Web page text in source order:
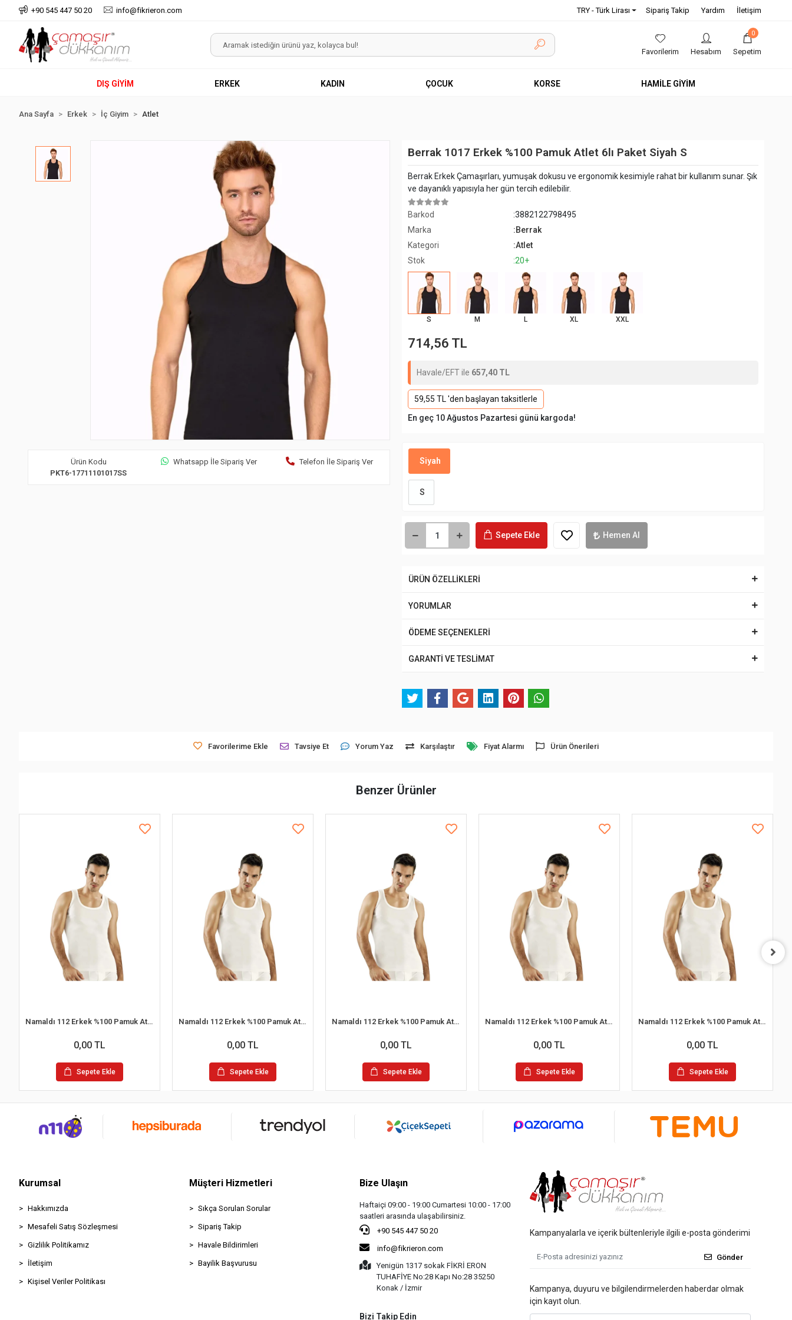
+90 545 447 50 20 info@fikrieron.com TRY - Türk Lirası Sipariş Takip Yardım İletişim
Favorilerim Hesabım
0
Sepetim
DIŞ GİYİM ERKEK KADIN ÇOCUK KORSE HAMİLE GİYİM
Ana Sayfa Erkek İç Giyim Atlet
Ürün Kodu
PKT6-17711101017SS
Whatsapp İle Sipariş Ver Telefon İle Sipariş Ver
Berrak 1017 Erkek %100 Pamuk Atlet 6lı Paket Siyah S
Berrak Erkek Çamaşırları, yumuşak dokusu ve ergonomik kesimiyle rahat bir kullanım sunar. Şık
ve dayanıklı yapısıyla her gün tercih edilebilir.
Barkod
:3882122798495
Marka
:Berrak
Kategori
:Atlet
Stok
:20+
S M L XL XXL
714,56 TL
Havale/EFT ile 657,40 TL
59,55 TL 'den başlayan taksitlerle
En geç 10 Ağustos Pazartesi günü kargoda!
Siyah
S
Sepete Ekle Hemen Al
ÜRÜN ÖZELLİKLERİ
YORUMLAR
ÖDEME SEÇENEKLERİ
GARANTİ VE TESLİMAT
Favorilerime Ekle Tavsiye Et Yorum Yaz Karşılaştır Fiyat Alarmı Ürün Önerileri
Benzer Ürünler
Namaldı 112 Erkek %100 Pamuk Atlet L 6'lı Paket
0,00 TL
Sepete Ekle
Namaldı 112 Erkek %100 Pamuk Atlet S 6'lı Paket
0,00 TL
Sepete Ekle
Namaldı 112 Erkek %100 Pamuk Atlet 2XL 6'lı Paket
0,00 TL
Sepete Ekle
Namaldı 112 Erkek %100 Pamuk Atlet M 6'lı Paket
0,00 TL
Sepete Ekle
Namaldı 112 Erkek %100 Pamuk Atlet XL 6'lı Paket
0,00 TL
Sepete Ekle
Kurumsal
Hakkımızda
Mesafeli Satış Sözleşmesi
Gizlilik Politikamız
İletişim
Kişisel Veriler Politikası
Müşteri Hizmetleri
Sıkça Sorulan Sorular
Sipariş Takip
Havale Bildirimleri
Bayilik Başvurusu
Bize Ulaşın
Haftaiçi 09:00 - 19:00 Cumartesi 10:00 - 17:00
saatleri arasında ulaşabilirsiniz.
+90 545 447 50 20
info@fikrieron.com
Yenigün 1317 sokak FİKRİ ERON
TUHAFİYE No:28 Kapı No:28 35250
Konak / İzmir
Bizi Takip Edin
Kampanyalarla ve içerik bültenleriyle ilgili e-posta gönderimi
Gönder
Kampanya, duyuru ve bilgilendirmelerden haberdar olmak
için kayıt olun.